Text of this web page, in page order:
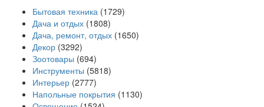
Бытовая техника (1729)
Дача и отдых (1808)
Дача, ремонт, отдых (1650)
Декор (3292)
Зоотовары (694)
Инструменты (5818)
Интерьер (2777)
Напольные покрытия (1130)